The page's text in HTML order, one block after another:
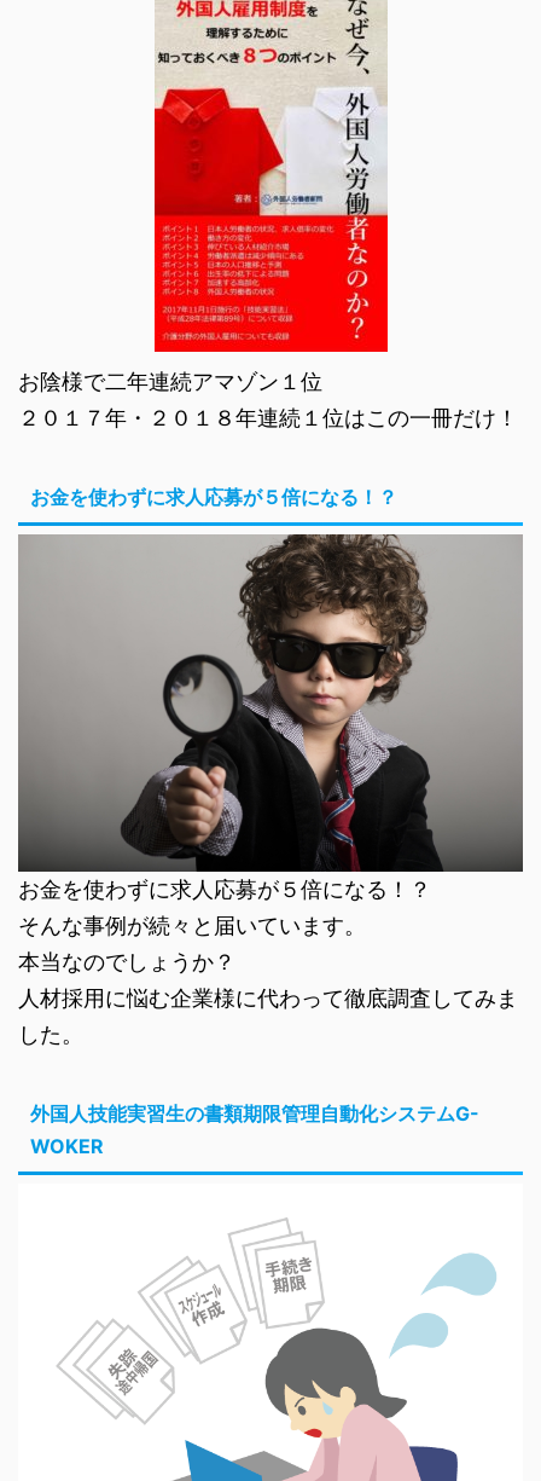
お陰様で二年連続アマゾン１位
２０１７年・２０１８年連続１位はこの一冊だけ！
お金を使わずに求人応募が５倍になる！？
お金を使わずに求人応募が５倍になる！？
そんな事例が続々と届いています。
本当なのでしょうか？
人材採用に悩む企業様に代わって徹底調査してみま
した。
外国人技能実習生の書類期限管理自動化システムG-
WOKER